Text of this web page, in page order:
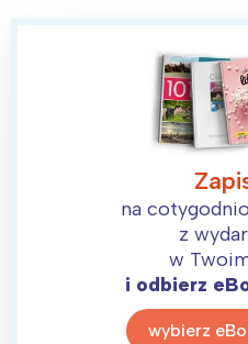
na
z
w
i odbierz
wybierz